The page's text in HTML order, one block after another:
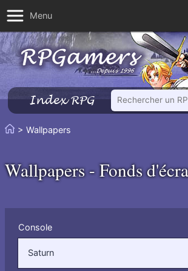
Menu
Index RPG
Rechercher un
Vous
:
> Wallpapers
Wallpapers - Fonds
parConsole
Saturn